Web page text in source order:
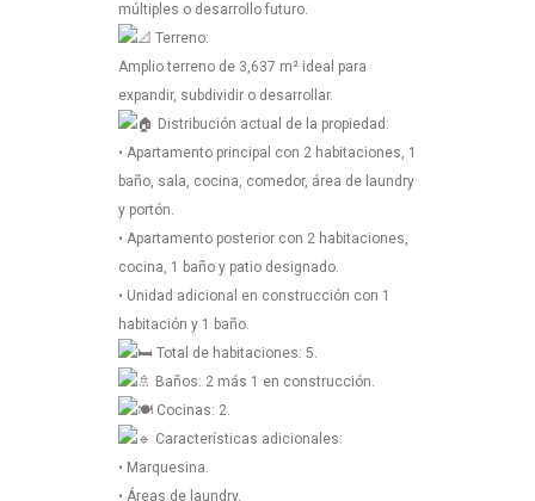
múltiples o desarrollo futuro.
Terreno:
Amplio terreno de 3,637 m² ideal para
expandir, subdividir o desarrollar.
Distribución actual de la propiedad:
• Apartamento principal con 2 habitaciones, 1
baño, sala, cocina, comedor, área de laundry
y portón.
• Apartamento posterior con 2 habitaciones,
cocina, 1 baño y patio designado.
• Unidad adicional en construcción con 1
habitación y 1 baño.
Total de habitaciones: 5.
Baños: 2 más 1 en construcción.
Cocinas: 2.
Características adicionales:
• Marquesina.
• Áreas de laundry.